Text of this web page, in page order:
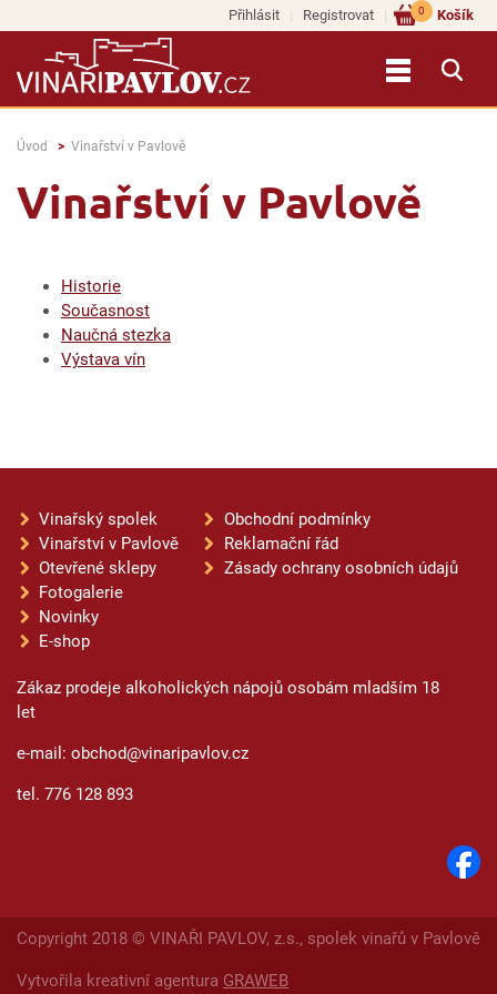
Přihlásit Registrovat Košík
0
Úvod Vinařství v Pavlově
Vinařství v Pavlově
Historie
Současnost
Naučná stezka
Výstava vín
Vinařský spolek
Vinařství v Pavlově
Otevřené sklepy
Fotogalerie
Novinky
E-shop
Obchodní podmínky
Reklamační řád
Zásady ochrany osobních údajů
Zákaz prodeje alkoholických nápojů osobám mladším 18
let
e-mail: obchod@vinaripavlov.cz
tel. 776 128 893
Copyright 2018 © VINAŘI PAVLOV, z.s., spolek vinařů v Pavlově
Vytvořila kreativní agentura GRAWEB